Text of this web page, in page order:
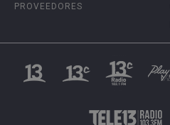
PROVEEDORES